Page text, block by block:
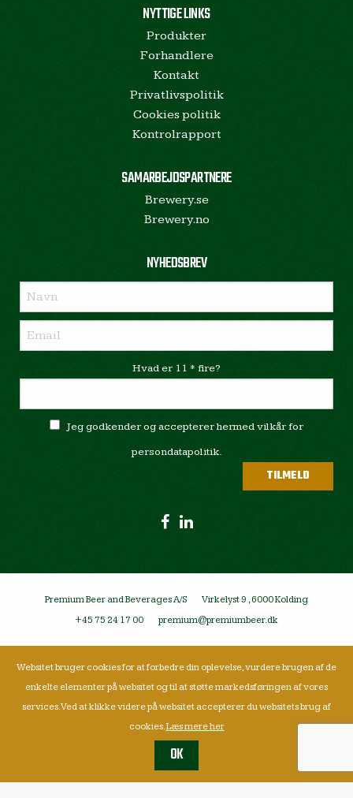
NYTTIGE LINKS
Produkter
Forhandlere
Kontakt
Privatlivspolitik
Cookies politik
Kontrolrapport
SAMARBEJDSPARTNERE
Brewery.se
Brewery.no
NYHEDSBREV
Hvad er 11 * fire?
Jeg godkender og accepterer hermed vilkår for
persondatapolitik.
Premium Beer and Beverages A/S
Virkelyst 9 , 6000 Kolding
+45 75 24 17 00
premium@premiumbeer.dk
Websitet bruger cookies for at forbedre din oplevelse, vurdere brugen af de
enkelte elementer på websitet og til at støtte markedsføringen af vores
services. Ved at klikke videre på websitet accepterer du websitets brug af
cookies.Læs mere her
OK